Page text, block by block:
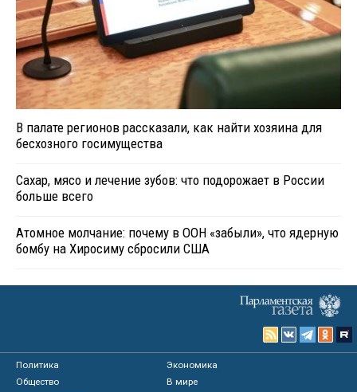
В палате регионов рассказали, как найти хозяина для
бесхозного госимущества
Сахар, мясо и лечение зубов: что подорожает в России
больше всего
Атомное молчание: почему в ООН «забыли», что ядерную
бомбу на Хиросиму сбросили США
Политика
Экономика
Общество
В мире